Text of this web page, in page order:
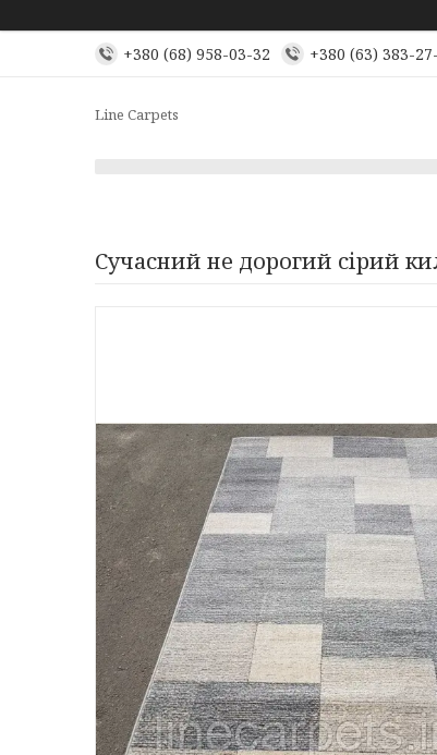
+380 (68) 958-03-32 +380 (63) 383-
Line Carpets
Сучасний не дорогий сірий